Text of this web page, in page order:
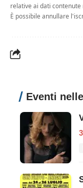
relative ai dati contenute
È possibile annullare
Eventi